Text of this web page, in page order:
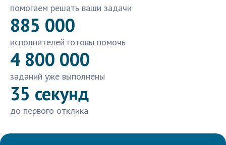
помогаем решать ваши задачи
885 000
исполнителей готовы помочь
4 800 000
заданий уже выполнены
35 секунд
до первого отклика